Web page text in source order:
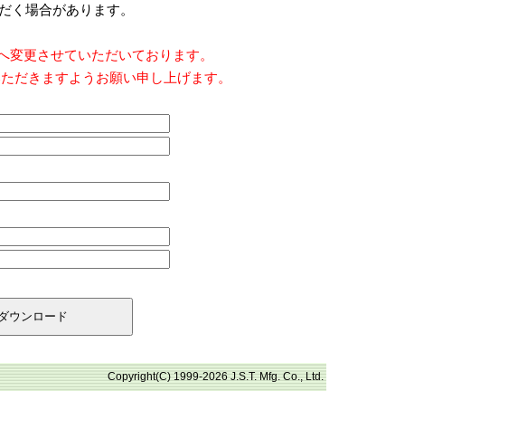
く場合があります。
更させていただいております。
だきますようお願い申し上げます。
Copyright(C) 1999-2026 J.S.T. Mfg. Co., Ltd.